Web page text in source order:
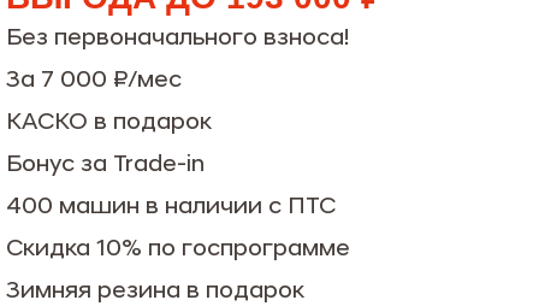
Без первоначального взноса!
За 7 000 ₽/мес
КАСКО в подарок
Бонус за Trade-in
400 машин в наличии с ПТС
Скидка 10% по госпрограмме
Зимняя резина в подарок